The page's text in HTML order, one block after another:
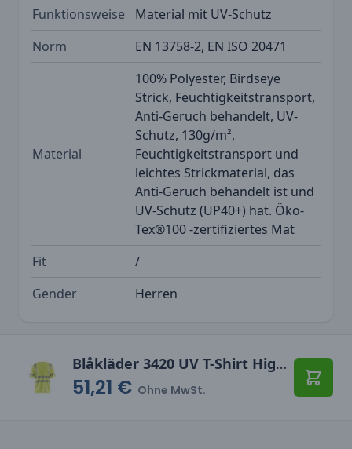
Funktionsweise
Material mit UV-Schutz
Norm
EN 13758-2, EN ISO 20471
Material
100% Polyester, Birdseye
Strick, Feuchtigkeitstransport,
Anti-Geruch behandelt, UV-
Schutz, 130g/m²,
Feuchtigkeitstransport und
leichtes Strickmaterial, das
Anti-Geruch behandelt ist und
UV-Schutz (UP40+) hat. Öko-
Tex®100 -zertifiziertes Mat
Fit
/
Gender
Herren
Blåkläder 3420 UV T-Shirt High Vis
51,21 € Ohne MwSt. In